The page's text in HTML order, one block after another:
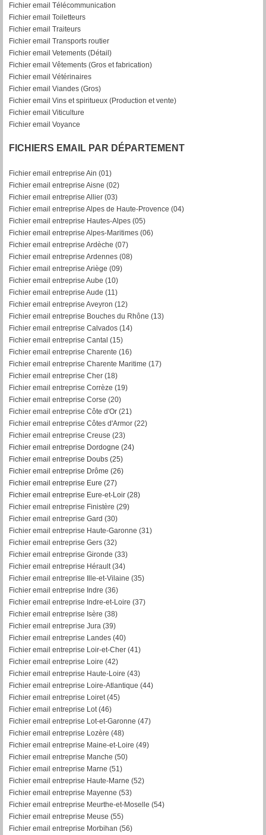
Fichier email Télécommunication
Fichier email Toiletteurs
Fichier email Traiteurs
Fichier email Transports routier
Fichier email Vetements (Détail)
Fichier email Vêtements (Gros et fabrication)
Fichier email Vétérinaires
Fichier email Viandes (Gros)
Fichier email Vins et spiritueux (Production et vente)
Fichier email Viticulture
Fichier email Voyance
FICHIERS EMAIL PAR DÉPARTEMENT
Fichier email entreprise Ain (01)
Fichier email entreprise Aisne (02)
Fichier email entreprise Allier (03)
Fichier email entreprise Alpes de Haute-Provence (04)
Fichier email entreprise Hautes-Alpes (05)
Fichier email entreprise Alpes-Maritimes (06)
Fichier email entreprise Ardèche (07)
Fichier email entreprise Ardennes (08)
Fichier email entreprise Ariège (09)
Fichier email entreprise Aube (10)
Fichier email entreprise Aude (11)
Fichier email entreprise Aveyron (12)
Fichier email entreprise Bouches du Rhône (13)
Fichier email entreprise Calvados (14)
Fichier email entreprise Cantal (15)
Fichier email entreprise Charente (16)
Fichier email entreprise Charente Maritime (17)
Fichier email entreprise Cher (18)
Fichier email entreprise Corrèze (19)
Fichier email entreprise Corse (20)
Fichier email entreprise Côte d'Or (21)
Fichier email entreprise Côtes d'Armor (22)
Fichier email entreprise Creuse (23)
Fichier email entreprise Dordogne (24)
Fichier email entreprise Doubs (25)
Fichier email entreprise Drôme (26)
Fichier email entreprise Eure (27)
Fichier email entreprise Eure-et-Loir (28)
Fichier email entreprise Finistère (29)
Fichier email entreprise Gard (30)
Fichier email entreprise Haute-Garonne (31)
Fichier email entreprise Gers (32)
Fichier email entreprise Gironde (33)
Fichier email entreprise Hérault (34)
Fichier email entreprise Ille-et-Vilaine (35)
Fichier email entreprise Indre (36)
Fichier email entreprise Indre-et-Loire (37)
Fichier email entreprise Isère (38)
Fichier email entreprise Jura (39)
Fichier email entreprise Landes (40)
Fichier email entreprise Loir-et-Cher (41)
Fichier email entreprise Loire (42)
Fichier email entreprise Haute-Loire (43)
Fichier email entreprise Loire-Atlantique (44)
Fichier email entreprise Loiret (45)
Fichier email entreprise Lot (46)
Fichier email entreprise Lot-et-Garonne (47)
Fichier email entreprise Lozère (48)
Fichier email entreprise Maine-et-Loire (49)
Fichier email entreprise Manche (50)
Fichier email entreprise Marne (51)
Fichier email entreprise Haute-Marne (52)
Fichier email entreprise Mayenne (53)
Fichier email entreprise Meurthe-et-Moselle (54)
Fichier email entreprise Meuse (55)
Fichier email entreprise Morbihan (56)